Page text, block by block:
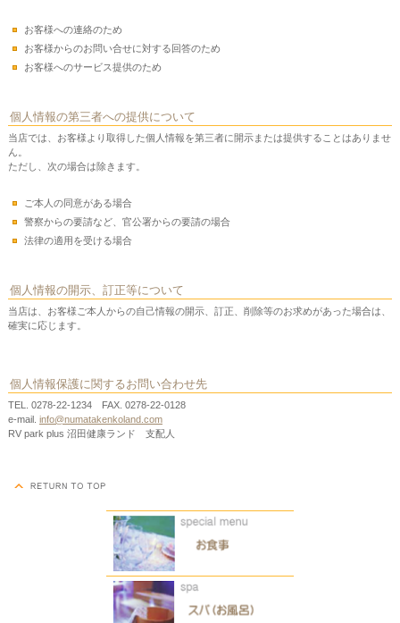
お客様への連絡のため
お客様からのお問い合せに対する回答のため
お客様へのサービス提供のため
個人情報の第三者への提供について
当店では、お客様より取得した個人情報を第三者に開示または提供することはありませ
ん。
ただし、次の場合は除きます。
ご本人の同意がある場合
警察からの要請など、官公署からの要請の場合
法律の適用を受ける場合
個人情報の開示、訂正等について
当店は、お客様ご本人からの自己情報の開示、訂正、削除等のお求めがあった場合は、
確実に応じます。
個人情報保護に関するお問い合わせ先
TEL. 0278-22-1234 FAX. 0278-22-0128
e-mail. info@numatakenkoland.com
RV park plus 沼田健康ランド 支配人